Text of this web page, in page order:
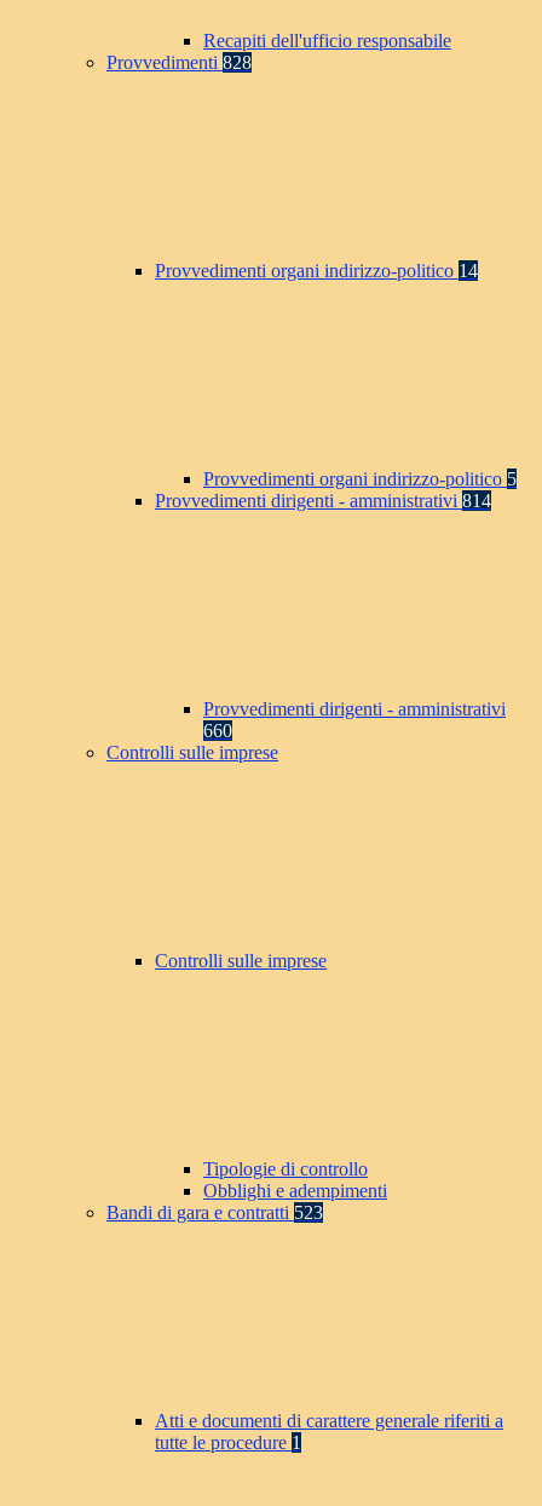
Recapiti dell'ufficio responsabile
Provvedimenti 828
Provvedimenti organi indirizzo-politico 14
Provvedimenti organi indirizzo-politico 5
Provvedimenti dirigenti - amministrativi 814
Provvedimenti dirigenti - amministrativi
660
Controlli sulle imprese
Controlli sulle imprese
Tipologie di controllo
Obblighi e adempimenti
Bandi di gara e contratti 523
Atti e documenti di carattere generale riferiti a
tutte le procedure 1